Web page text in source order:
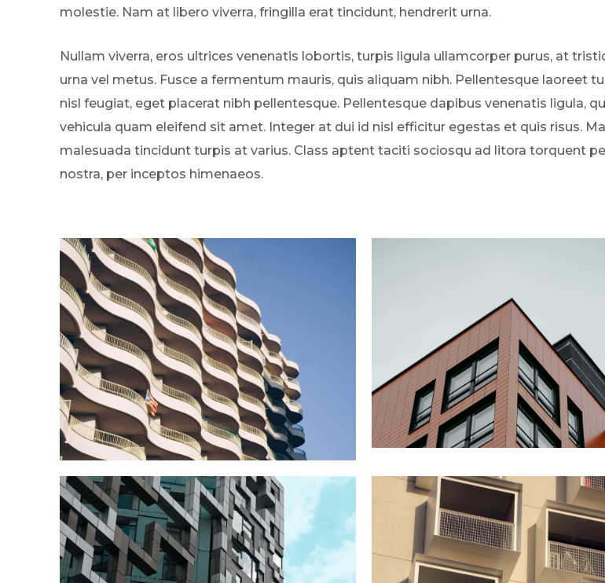
molestie. Nam at libero viverra, fringilla erat tincidunt, hendrerit urna.
Nullam viverra, eros ultrices venenatis lobortis, turpis ligula ullamcorper purus, at
urna vel metus. Fusce a fermentum mauris, quis aliquam nibh. Pellentesque laoreet
nisl feugiat, eget placerat nibh pellentesque. Pellentesque dapibus venenatis ligula,
vehicula quam eleifend sit amet. Integer at dui id nisl efficitur egestas et quis risus.
malesuada tincidunt turpis at varius. Class aptent taciti sociosqu ad litora torquent
nostra, per inceptos himenaeos.